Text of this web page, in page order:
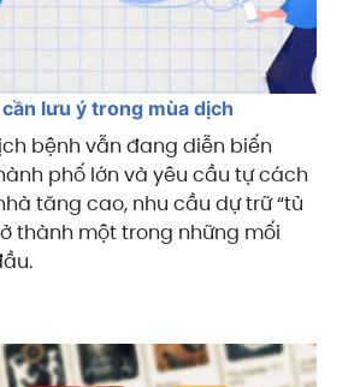
lưu ý trong mùa dịch
bệnh vẫn đang diễn biến
phố lớn và yêu cầu tự cách
tăng cao, nhu cầu dự trữ “tủ
thành một trong những mối